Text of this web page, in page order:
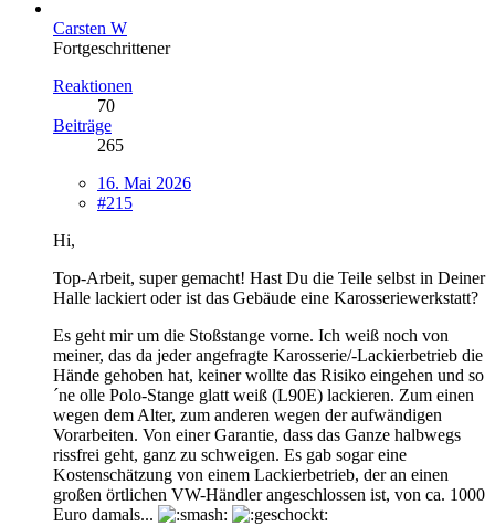
Carsten W
Fortgeschrittener
Reaktionen
70
Beiträge
265
16. Mai 2026
#215
Hi,
Top-Arbeit, super gemacht! Hast Du die Teile selbst in Deiner
Halle lackiert oder ist das Gebäude eine Karosseriewerkstatt?
Es geht mir um die Stoßstange vorne. Ich weiß noch von
meiner, das da jeder angefragte Karosserie/-Lackierbetrieb die
Hände gehoben hat, keiner wollte das Risiko eingehen und so
´ne olle Polo-Stange glatt weiß (L90E) lackieren. Zum einen
wegen dem Alter, zum anderen wegen der aufwändigen
Vorarbeiten. Von einer Garantie, dass das Ganze halbwegs
rissfrei geht, ganz zu schweigen. Es gab sogar eine
Kostenschätzung von einem Lackierbetrieb, der an einen
großen örtlichen VW-Händler angeschlossen ist, von ca. 1000
Euro damals...